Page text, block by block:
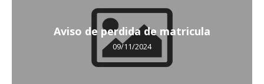
Aviso de perdida de matricula
09/11/2024